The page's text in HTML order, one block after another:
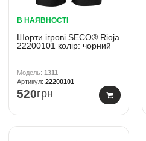
В НАЯВНОСТІ
Шорти ігрові SECO® Rioja
22200101 колiр: чорний
1311
22200101
520грн